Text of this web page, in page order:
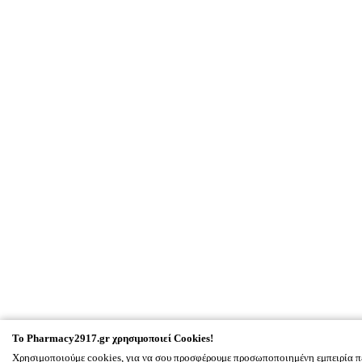
To Pharmacy2917.gr χρησιμοποιεί Cookies!
Χρησιμοποιούμε cookies, για να σου προσφέρουμε προσωποποιημένη εμπειρία